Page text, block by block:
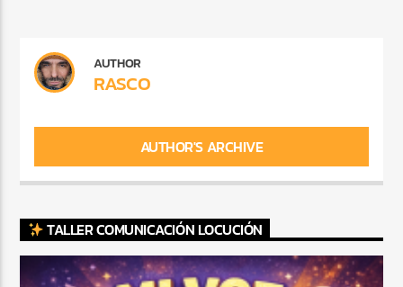
AUTHOR
RASCO
AUTHOR'S ARCHIVE
TALLER COMUNICACIÓN LOCUCIÓN